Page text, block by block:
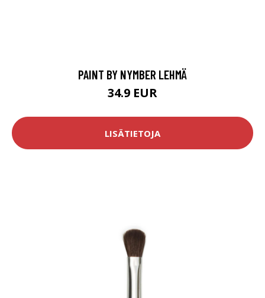
PAINT BY NYMBER LEHMÄ
34.9 EUR
LISÄTIETOJA